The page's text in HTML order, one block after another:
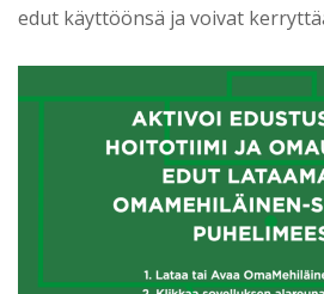
edut käyttöönsä ja voivat